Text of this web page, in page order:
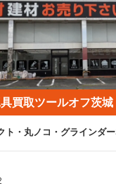
買取ツールオフ茨城
ト・丸ノコ・グラインダ